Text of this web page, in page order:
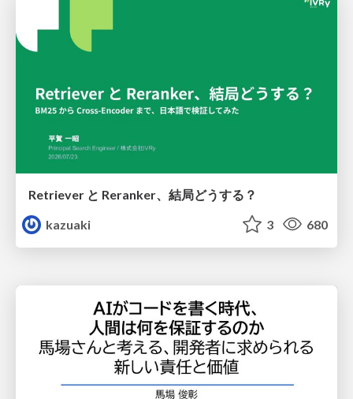
Retriever と Reranker、結局どうする？
kazuaki
3 680